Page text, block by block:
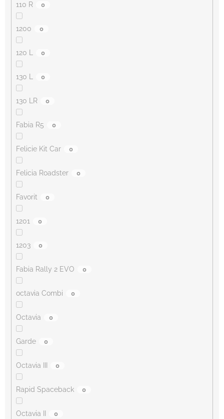
110 R 0
1200 0
120 L 0
130 L 0
130 LR 0
Fabia R5 0
Felicie Kit Car 0
Felicia Roadster 0
Favorit 0
1201 0
1203 0
Fabia Rally 2 EVO 0
octavia Combi 0
Octavia 0
Garde 0
Octavia III 0
Rapid Spaceback 0
Octavia II 0